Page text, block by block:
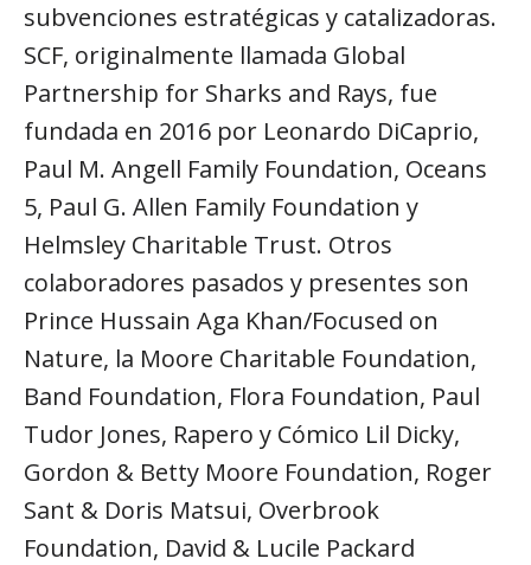
subvenciones estratégicas y catalizadoras.
SCF, originalmente llamada Global
Partnership for Sharks and Rays, fue
fundada en 2016 por Leonardo DiCaprio,
Paul M. Angell Family Foundation, Oceans
5, Paul G. Allen Family Foundation y
Helmsley Charitable Trust. Otros
colaboradores pasados y presentes son
Prince Hussain Aga Khan/Focused on
Nature, la Moore Charitable Foundation,
Band Foundation, Flora Foundation, Paul
Tudor Jones, Rapero y Cómico Lil Dicky,
Gordon & Betty Moore Foundation, Roger
Sant & Doris Matsui, Overbrook
Foundation, David & Lucile Packard